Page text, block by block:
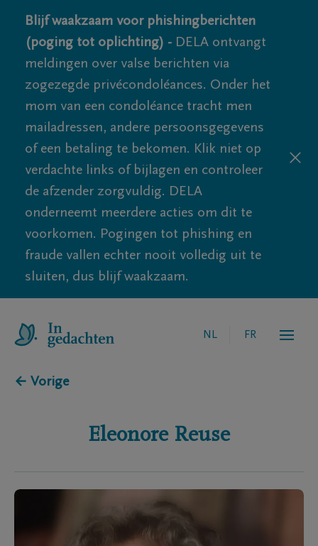
Blijf waakzaam voor phishingberichten
(poging tot oplichting) - DELA ontvangt
meldingen over valse berichten via
zogezegde privécondoléances. Onder het
mom van een condoléance tracht men
mailadressen, andere persoonsgegevens
of een betaling te bekomen. Klik niet op
verdachte links of bijlagen en controleer
de afzender zorgvuldig. DELA
onderneemt meerdere acties om dit te
voorkomen. Pogingen tot phishing en
fraude vallen echter nooit volledig uit te
sluiten, dus blijf waakzaam.
NL FR
← Vorige
Eleonore Reuse